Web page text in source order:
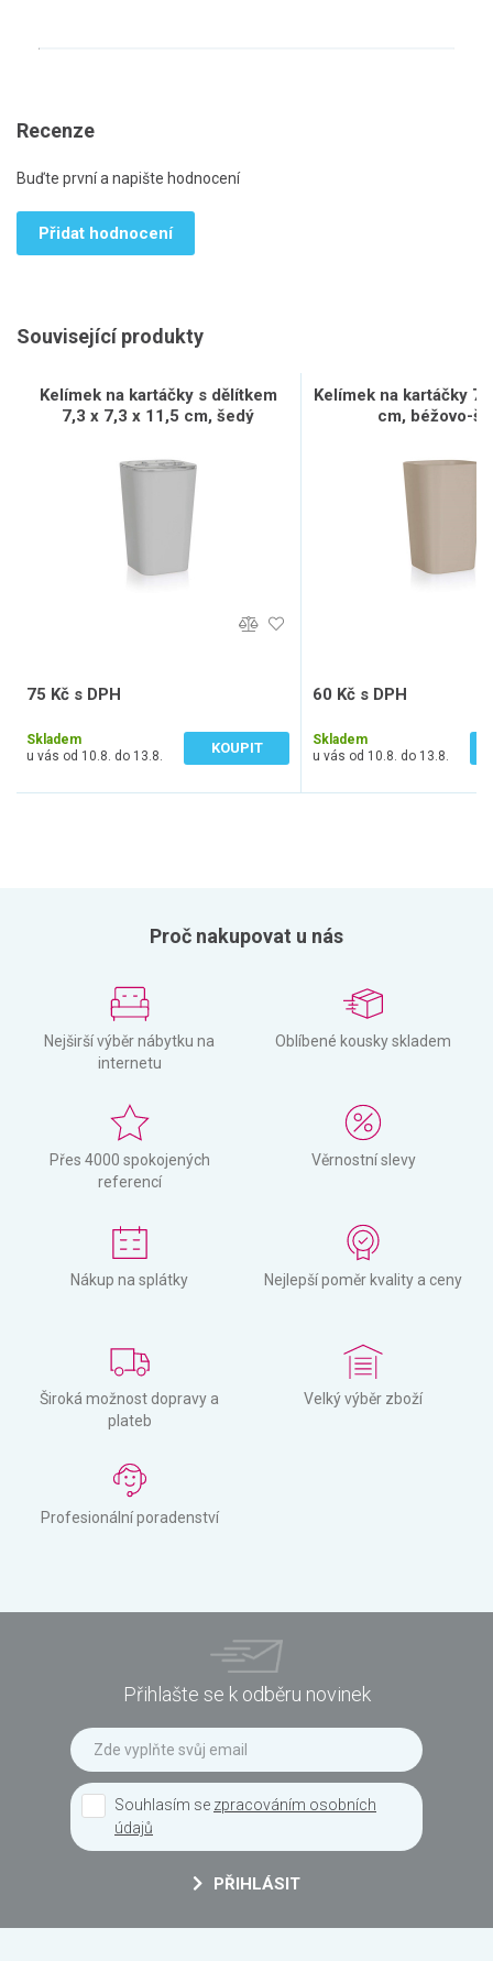
Recenze
Buďte první a napište hodnocení
Přidat hodnocení
Související produkty
Kelímek na kartáčky s dělítkem
7,3 x 7,3 x 11,5 cm, šedý
75 Kč s DPH
Skladem
u vás od 10.8. do 13.8.
KOUPIT
Kelímek na kartáčky
cm, béžovo-
60 Kč s DPH
Skladem
u vás od 10.8. do 13.8.
Proč nakupovat u nás
Nejširší výběr nábytku na
internetu
Oblíbené kousky skladem
Přes 4000 spokojených
referencí
Věrnostní slevy
Nákup na splátky Nejlepší poměr kvality a ceny
Široká možnost dopravy a
plateb
Velký výběr zboží
Profesionální poradenství
Přihlašte se k odběru novinek
Souhlasím se zpracováním osobních
údajů
PŘIHLÁSIT